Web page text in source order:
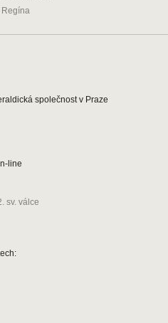
Regína
společnost v Praze
line
sv. válce